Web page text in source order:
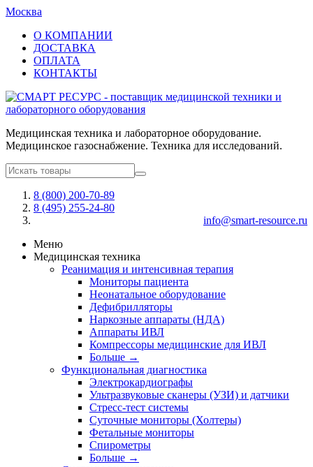
Москва
О КОМПАНИИ
ДОСТАВКА
ОПЛАТА
КОНТАКТЫ
Медицинская техника и лабораторное оборудование.
Медицинское газоснабжение. Техника для исследований.
8 (800) 200-70-89
8 (495) 255-24-80
info@smart-resource.ru
Меню
Медицинская техника
Реанимация и интенсивная терапия
Мониторы пациента
Неонатальное оборудование
Дефибрилляторы
Наркозные аппараты (НДА)
Аппараты ИВЛ
Компрессоры медицинские для ИВЛ
Больше →
Функциональная диагностика
Электрокардиографы
Ультразвуковые сканеры (УЗИ) и датчики
Стресс-тест системы
Суточные мониторы (Холтеры)
Фетальные мониторы
Спирометры
Больше →